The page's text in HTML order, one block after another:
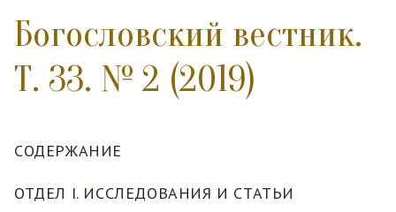
Богословский вестник.
Т. 33. № 2 (2019)
СОДЕРЖАНИЕ
ОТДЕЛ I. ИССЛЕДОВАНИЯ И СТАТЬИ